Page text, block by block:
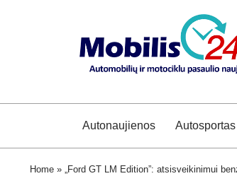
Autonaujienos Autosportas
Home » „Ford GT LM Edition”: atsisveikinimui